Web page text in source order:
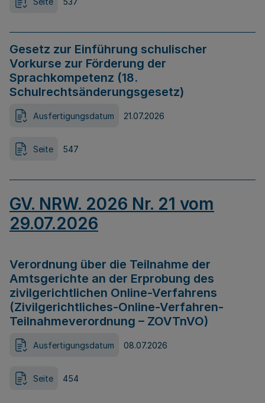
Gesetz zur Einführung schulischer
Vorkurse zur Förderung der
Sprachkompetenz (18.
Schulrechtsänderungsgesetz)
Ausfertigungsdatum 21.07.2026
Seite 547
GV. NRW. 2026 Nr. 21 vom
29.07.2026
Verordnung über die Teilnahme der
Amtsgerichte an der Erprobung des
zivilgerichtlichen Online-Verfahrens
(Zivilgerichtliches-Online-Verfahren-
Teilnahmeverordnung – ZOVTnVO)
Ausfertigungsdatum 08.07.2026
Seite 454